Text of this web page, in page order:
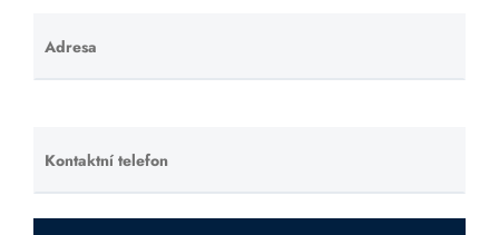
Adresa
Ponechte
toto pole
Kontaktní telefon
Ponechte
toto pole
prázdné.